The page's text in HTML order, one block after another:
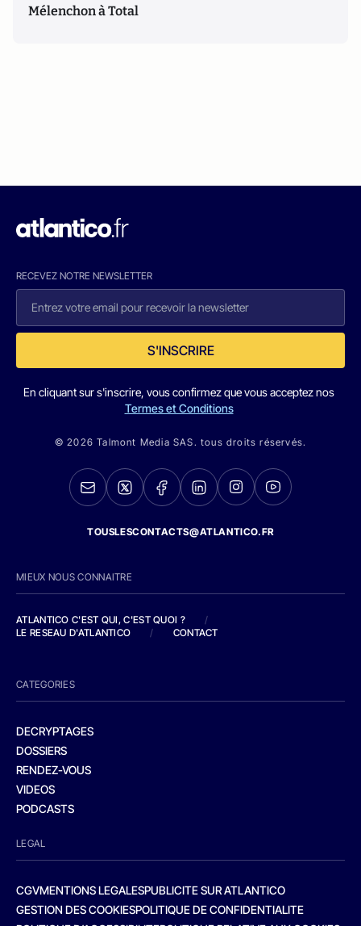
Mélenchon à Total
RECEVEZ NOTRE NEWSLETTER
S'INSCRIRE
En cliquant sur s'inscrire, vous confirmez que vous acceptez nos
Termes et Conditions
© 2026 Talmont Media SAS. tous droits réservés.
TOUSLESCONTACTS@ATLANTICO.FR
MIEUX NOUS CONNAITRE
ATLANTICO C'EST QUI, C'EST QUOI ?
/
LE RESEAU D'ATLANTICO
/ CONTACT
CATEGORIES
DECRYPTAGES
DOSSIERS
RENDEZ-VOUS
VIDEOS
PODCASTS
LEGAL
CGVMENTIONS LEGALESPUBLICITE SUR ATLANTICO
GESTION DES COOKIESPOLITIQUE DE CONFIDENTIALITE